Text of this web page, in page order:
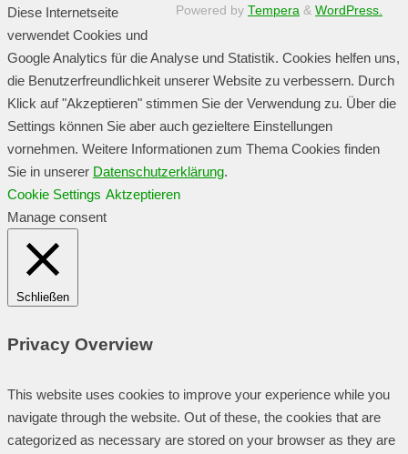
Powered by Tempera & WordPress.
Diese Internetseite
verwendet Cookies und
Google Analytics für die Analyse und Statistik. Cookies helfen uns,
die Benutzerfreundlichkeit unserer Website zu verbessern. Durch
Klick auf "Akzeptieren" stimmen Sie der Verwendung zu. Über die
Settings können Sie aber auch gezieltere Einstellungen
vornehmen. Weitere Informationen zum Thema Cookies finden
Sie in unserer Datenschutzerklärung.
Cookie Settings Aktzeptieren
Manage consent
Schließen
Privacy Overview
This website uses cookies to improve your experience while you
navigate through the website. Out of these, the cookies that are
categorized as necessary are stored on your browser as they are